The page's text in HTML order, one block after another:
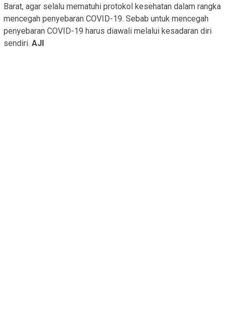
Barat, agar selalu mematuhi protokol kesehatan dalam rangka
mencegah penyebaran COVID-19. Sebab untuk mencegah
penyebaran COVID-19 harus diawali melalui kesadaran diri
sendiri. AJI